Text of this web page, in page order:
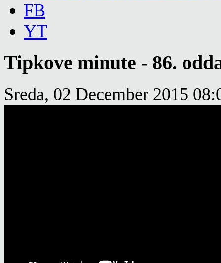
FB
YT
Tipkove minute - 86.
Sreda, 02 December 2015